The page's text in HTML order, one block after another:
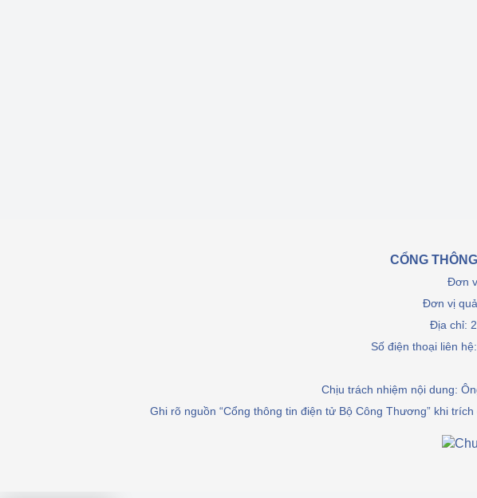
CỔNG
Đơn
Đơn vị
Địa chỉ:
Số điện thoại liên
Chịu trách nhiệm nội dung:
Ghi rõ nguồn “Cổng thông tin điện tử Bộ Công Thương” khi